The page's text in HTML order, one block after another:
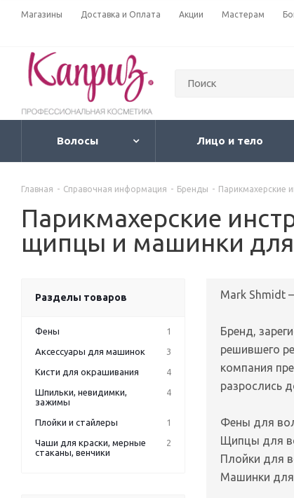
Магазины Доставка и Оплата Акции Мастерам
Волосы Лицо и тело
Главная - Справочная информация - Бренды - Парикмахерские
Парикмахерские
щипцы и машинки для
Mark Shmidt
Бренд,
решившего
компания
разрослись
Фены для
Щипцы для
Плойки для
Машинки для
Разделы товаров
Фены 1
Аксессуары для машинок 3
Кисти для окрашивания 4
Шпильки, невидимки,
зажимы
4
Плойки и стайлеры 1
Чаши для краски, мерные
стаканы, венчики
2